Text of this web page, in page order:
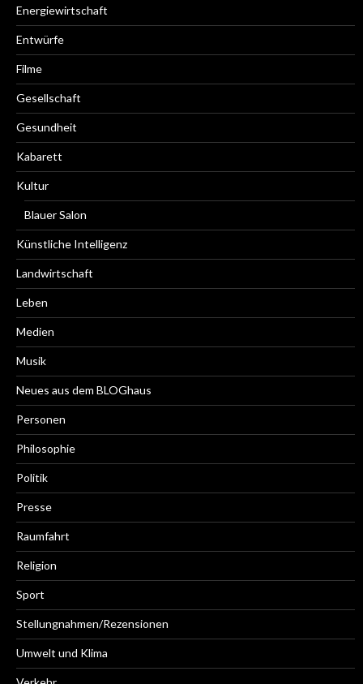
Energiewirtschaft
Entwürfe
Filme
Gesellschaft
Gesundheit
Kabarett
Kultur
Blauer Salon
Künstliche Intelligenz
Landwirtschaft
Leben
Medien
Musik
Neues aus dem BLOGhaus
Personen
Philosophie
Politik
Presse
Raumfahrt
Religion
Sport
Stellungnahmen/Rezensionen
Umwelt und Klima